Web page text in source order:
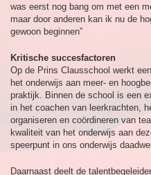
was eerst nog bang om met een
maar door anderen kan ik nu de
gewoon beginnen”
Kritische succesfactoren
Op de Prins Clausschool werkt
het onderwijs aan meer- en
praktijk. Binnen de school is een
in het coachen van leerkrachten,
organiseren en coördineren van
kwaliteit van het onderwijs aan
speerpunt in ons onderwijs
Daarnaast deelt de